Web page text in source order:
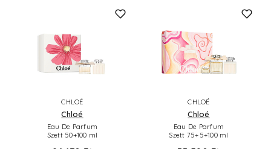
CHLOÉ
Chloé
Eau De Parfum
Szett 50+100 ml
CHLOÉ
Chloé
Eau De Parfum
Szett 75+5+100 ml